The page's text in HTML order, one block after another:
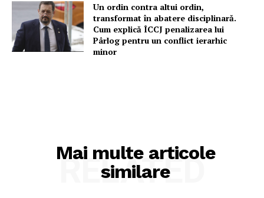
Un ordin contra altui ordin,
transformat în abatere disciplinară.
Cum explică ÎCCJ penalizarea lui
Pârlog pentru un conflict ierarhic
minor
Mai multe articole
similare
RELATED